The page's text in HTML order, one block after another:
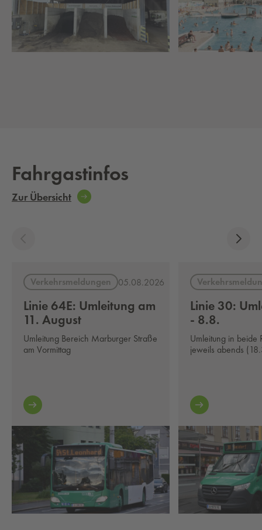
Fahrgastinfos
Zur Übersicht
Verkehrsmeldungen 05.08.2026
Linie 64E: Umleitung am
11. August
Umleitung Bereich Marburger Straße
am Vormittag
Linie 30:
- 8.8.
Umleitung in beide
jeweils abends